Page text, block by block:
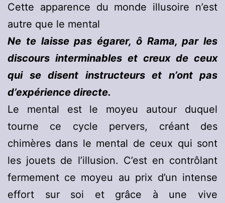
Cette apparence du monde illusoire n’est
autre que le mental
Ne te laisse pas égarer, ô Rama, par les
discours interminables et creux de ceux
qui se disent instructeurs et n’ont pas
d’expérience directe.
Le mental est le moyeu autour duquel
tourne ce cycle pervers, créant des
chimères dans le mental de ceux qui sont
les jouets de l’illusion. C’est en contrôlant
fermement ce moyeu au prix d’un intense
effort sur soi et grâce à une vive